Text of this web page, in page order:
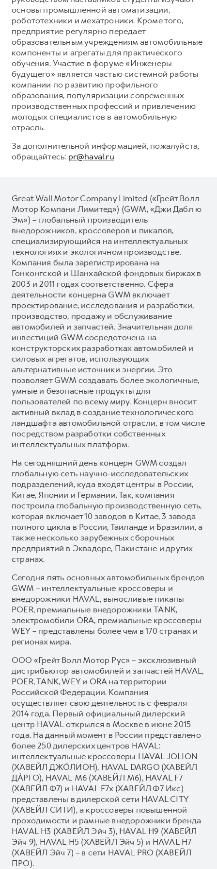
основы промышленной автоматизации,
робототехники и мехатроники. Кроме того,
предприятие регулярно передает
образовательным учреждениям автомобильные
компоненты и агрегаты для практического
обучения. Участие в форуме «Инженеры
будущего» является частью системной работы
компании по развитию профильного
образования, популяризации современных
производственных профессий и привлечению
молодых специалистов в автомобильную
отрасль.
За дополнительной информацией, пожалуйста,
обращайтесь: pr@haval.ru
Great Wall Motor Company Limited («Грейт Волл
Мотор Компани Лимитед») (GWM, «Джи Дабл ю
Эм») – глобальный производитель
внедорожников, кроссоверов и пикапов,
специализирующийся на интеллектуальных
технологиях и экологичном производстве.
Компания была зарегистрирована на
Гонконгской и Шанхайской фондовых биржах в
2003 и 2011 годах соответственно. Сфера
деятельности концерна GWM включает
проектирование, исследования и разработки,
производство, продажу и обслуживание
автомобилей и запчастей. Значительная доля
инвестиций GWM сосредоточена на
конструкторских разработках автомобилей и
силовых агрегатов, использующих
альтернативные источники энергии. Это
позволяет GWM создавать более экологичные,
умные и безопасные продукты для
пользователей по всему миру. Концерн вносит
активный вклад в создание технологического
ландшафта автомобильной отрасли, в том числе
посредством разработки собственных
интеллектуальных платформ.
На сегодняшний день концерн GWM создал
глобальную сеть научно-исследовательских
подразделений, куда входят центры в России,
Китае, Японии и Германии. Так, компания
построила глобальную производственную сеть,
которая включает 10 заводов в Китае, 3 завода
полного цикла в России, Таиланде и Бразилии, а
также несколько зарубежных сборочных
предприятий в Эквадоре, Пакистане и других
странах.
Сегодня пять основных автомобильных брендов
GWM – интеллектуальные кроссоверы и
внедорожники HAVAL, выносливые пикапы
POER, премиальные внедорожники TANK,
электромобили ORA, премиальные кроссоверы
WEY – представлены более чем в 170 странах и
регионах мира.
ООО «Грейт Волл Мотор Рус» – эксклюзивный
дистрибьютор автомобилей и запчастей HAVAL,
POER, TANK, WEY и ORA на территории
Российской Федерации. Компания
осуществляет свою деятельность с февраля
2014 года. Первый официальный дилерский
центр HAVAL открылся в Москве в июне 2015
года. На данный момент в России представлено
более 250 дилерских центров HAVAL:
интеллектуальные кроссоверы HAVAL JOLION
(ХАВЕЙЛ ДЖО́ЛИОН), HAVAL DARGO (ХАВЕЙЛ
ДА́РГО), HAVAL М6 (ХАВЕЙЛ M6), HAVAL F7
(ХАВЕЙЛ Ф7) и HAVAL F7x (ХАВЕЙЛ Ф7 Икс)
представлены в дилерской сети HAVAL CITY
(ХАВЕЙЛ СИТИ), а кроссоверы повышенной
проходимости и рамные внедорожники бренда
HAVAL H3 (ХАВЕЙЛ Эйч 3), HAVAL H9 (ХАВЕЙЛ
Эйч 9), HAVAL H5 (ХАВЕЙЛ Эйч 5) и HAVAL H7
(ХАВЕЙЛ Эйч 7) – в сети HAVAL PRO (ХАВЕЙЛ
ПРО).